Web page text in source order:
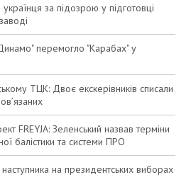
за підозрою у підготовці
перемогло "Карабах" у
ТЦК: Двоє екскерівників списали
FREYJA: Зеленський назвав терміни
балістики та системи ПРО
на президентських виборах